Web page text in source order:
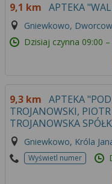
9,1 km APTEKA
Gniewkowo,
Dzisiaj czynna 09:00
9,3 km APTEKA
TROJANOWSKI,
TROJANOWSKA
Gniewkowo, Króla
Wyświetl numer